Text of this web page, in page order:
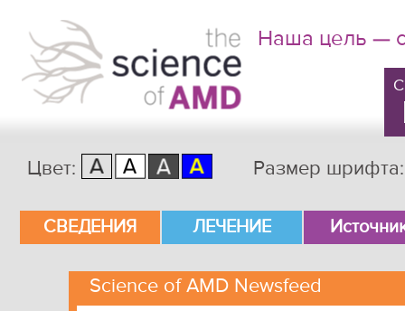
Наша цель —
Цвет: Размер
Главное меню
Перейти к основному содержимому
Перейти к дополнительному содержимому
СВЕДЕНИЯ ЛЕЧЕНИЕ
Science of AMD Newsfeed